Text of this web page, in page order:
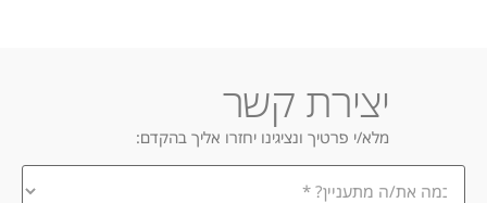
יצירת קשר
מלא/י פרטיך ונציגינו יחזרו אליך בהקדם:
במה
אתה